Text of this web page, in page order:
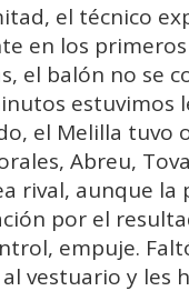
el técnico
en los
el balón no se
estuvimos
el Melilla tuvo
Abreu,
rival, aunque
por el
empuje.
vestuario y les